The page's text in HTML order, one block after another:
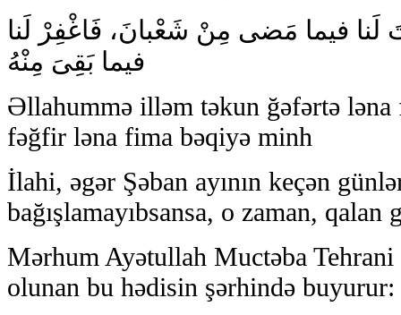
فيما مَضى‏ مِنْ شَعْبانَ، فَاغْفِرْ لَنا
فيما بَقِىَ مِنْهُ
Əllahummə illəm təkun ğəfərtə ləna
fəğfir ləna fima bəqiyə minh
İlahi, əgər Şəban ayının keçən
bağışlamayıbsansa, o zaman,
Mərhum Ayətullah Muctəba
olunan bu hədisin şərhində buyurur: